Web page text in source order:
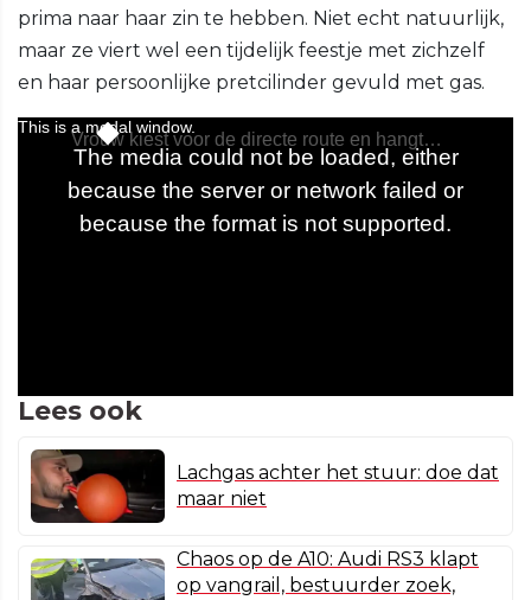
prima naar haar zin te hebben. Niet echt natuurlijk,
maar ze viert wel een tijdelijk feestje met zichzelf
en haar persoonlijke pretcilinder gevuld met gas.
Lees ook
Lachgas achter het stuur: doe dat
maar niet
Chaos op de A10: Audi RS3 klapt
op vangrail, bestuurder zoek,